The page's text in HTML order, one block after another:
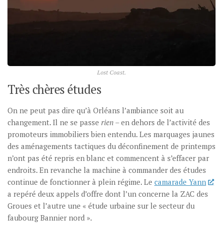
Lost Coast.
Très chères études
On ne peut pas dire qu’à Orléans l’ambiance soit au
changement. Il ne se passe rien – en dehors de l’activité des
promoteurs immobiliers bien entendu. Les marquages jaunes
des aménagements tactiques du déconfinement de printemps
n’ont pas été repris en blanc et commencent à s’effacer par
endroits. En revanche la machine à commander des études
continue de fonctionner à plein régime. Le camarade Yann
a repéré deux appels d’offre dont l’un concerne la ZAC des
Groues et l’autre une « étude urbaine sur le secteur du
faubourg Bannier nord ».